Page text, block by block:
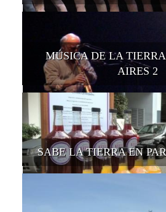
MÚSICA DE LA
AIRES 2
SABE LA TIERRA EN